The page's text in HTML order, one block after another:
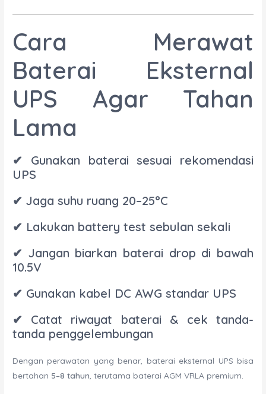
Cara Merawat
Baterai Eksternal
UPS Agar Tahan
Lama
✔ Gunakan baterai sesuai rekomendasi
UPS
✔ Jaga suhu ruang 20–25°C
✔ Lakukan battery test sebulan sekali
✔ Jangan biarkan baterai drop di bawah
10.5V
✔ Gunakan kabel DC AWG standar UPS
✔ Catat riwayat baterai & cek tanda-
tanda penggelembungan
Dengan perawatan yang benar, baterai eksternal UPS bisa
bertahan 5–8 tahun , terutama baterai AGM VRLA premium.